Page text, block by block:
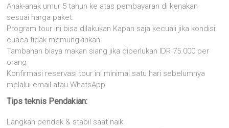
Anak-anak umur 5 tahun ke atas pembayaran di kenakan
sesuai harga paket.
Program tour ini bisa dilakukan Kapan saja kecuali jika kondisi
cuaca tidak memungkinkan
Tambahan biaya makan siang jika diperlukan IDR 75.000 per
orang
Konfirmasi reservasi tour ini minimal satu hari sebelumnya
melalui email atau WhatsApp
Tips teknis Pendakian:
Langkah pendek & stabil saat naik